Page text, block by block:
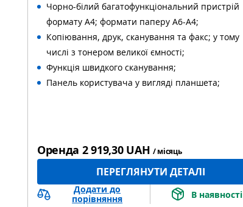
Автоматичний двосторонній друк
Автоматичний двосторонній скан
Чорно-білий багатофункціональний пристрій
формату А4; формати паперу А6-А4;
Копіювання, друк, сканування та факс; у тому
числі з тонером великої ємності;
Функція швидкого сканування;
Панель користувача у вигляді планшета;
Оренда 2 919,30 UAH / місяць
ПЕРЕГЛЯНУТИ ДЕТАЛІ
Додати до
порівняння
В наявності